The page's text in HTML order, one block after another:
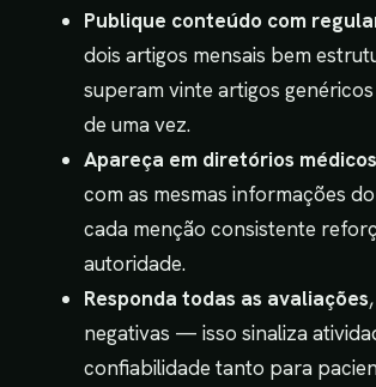
Publique conteúdo com
dois artigos mensais bem
superam vinte artigos
de uma vez.
Apareça em diretórios
com as mesmas informações
cada menção consistente
autoridade.
Responda todas as avaliações
negativas — isso sinaliza
confiabilidade tanto para